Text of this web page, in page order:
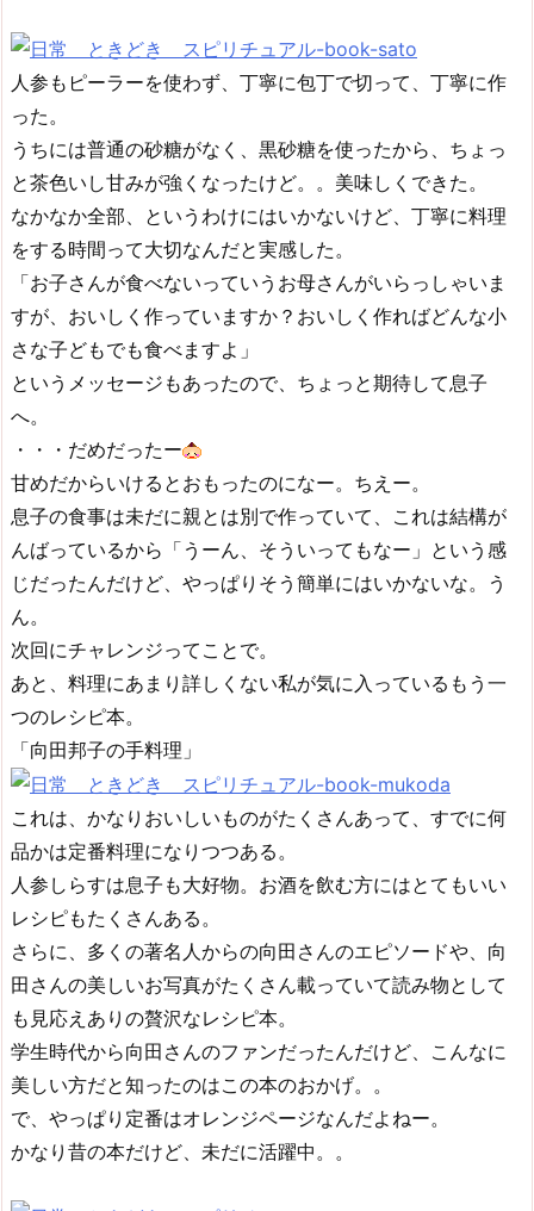
人参もピーラーを使わず、丁寧に包丁で切って、丁寧に作
った。
うちには普通の砂糖がなく、黒砂糖を使ったから、ちょっ
と茶色いし甘みが強くなったけど。。美味しくできた。
なかなか全部、というわけにはいかないけど、丁寧に料理
をする時間って大切なんだと実感した。
「お子さんが食べないっていうお母さんがいらっしゃいま
すが、おいしく作っていますか？おいしく作ればどんな小
さな子どもでも食べますよ」
というメッセージもあったので、ちょっと期待して息子
へ。
・・・だめだったー
甘めだからいけるとおもったのになー。ちえー。
息子の食事は未だに親とは別で作っていて、これは結構が
んばっているから「うーん、そういってもなー」という感
じだったんだけど、やっぱりそう簡単にはいかないな。う
ん。
次回にチャレンジってことで。
あと、料理にあまり詳しくない私が気に入っているもう一
つのレシピ本。
「向田邦子の手料理」
これは、かなりおいしいものがたくさんあって、すでに何
品かは定番料理になりつつある。
人参しらすは息子も大好物。お酒を飲む方にはとてもいい
レシピもたくさんある。
さらに、多くの著名人からの向田さんのエピソードや、向
田さんの美しいお写真がたくさん載っていて読み物として
も見応えありの贅沢なレシピ本。
学生時代から向田さんのファンだったんだけど、こんなに
美しい方だと知ったのはこの本のおかげ。。
で、やっぱり定番はオレンジページなんだよねー。
かなり昔の本だけど、未だに活躍中。。